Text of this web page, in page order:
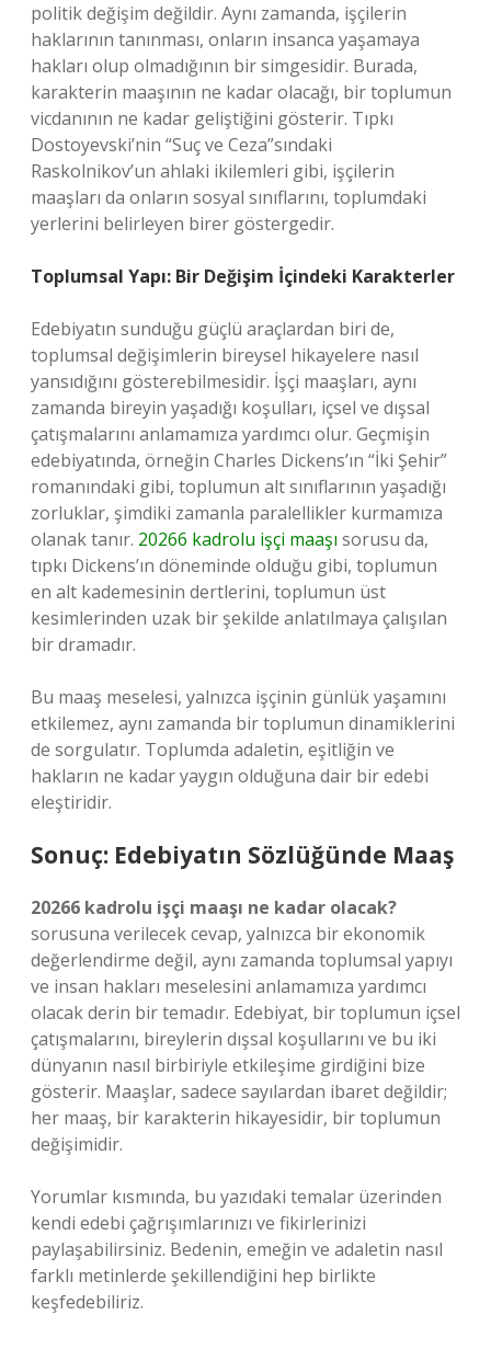
politik değişim değildir. Aynı zamanda, işçilerin
haklarının tanınması, onların insanca yaşamaya
hakları olup olmadığının bir simgesidir. Burada,
karakterin maaşının ne kadar olacağı, bir toplumun
vicdanının ne kadar geliştiğini gösterir. Tıpkı
Dostoyevski’nin “Suç ve Ceza”sındaki
Raskolnikov’un ahlaki ikilemleri gibi, işçilerin
maaşları da onların sosyal sınıflarını, toplumdaki
yerlerini belirleyen birer göstergedir.
Toplumsal Yapı: Bir Değişim İçindeki Karakterler
Edebiyatın sunduğu güçlü araçlardan biri de,
toplumsal değişimlerin bireysel hikayelere nasıl
yansıdığını gösterebilmesidir. İşçi maaşları, aynı
zamanda bireyin yaşadığı koşulları, içsel ve dışsal
çatışmalarını anlamamıza yardımcı olur. Geçmişin
edebiyatında, örneğin Charles Dickens’ın “İki Şehir”
romanındaki gibi, toplumun alt sınıflarının yaşadığı
zorluklar, şimdiki zamanla paralellikler kurmamıza
olanak tanır. 20266 kadrolu işçi maaşı sorusu da,
tıpkı Dickens’ın döneminde olduğu gibi, toplumun
en alt kademesinin dertlerini, toplumun üst
kesimlerinden uzak bir şekilde anlatılmaya çalışılan
bir dramadır.
Bu maaş meselesi, yalnızca işçinin günlük yaşamını
etkilemez, aynı zamanda bir toplumun dinamiklerini
de sorgulatır. Toplumda adaletin, eşitliğin ve
hakların ne kadar yaygın olduğuna dair bir edebi
eleştiridir.
Sonuç: Edebiyatın Sözlüğünde Maaş
20266 kadrolu işçi maaşı ne kadar olacak?
sorusuna verilecek cevap, yalnızca bir ekonomik
değerlendirme değil, aynı zamanda toplumsal yapıyı
ve insan hakları meselesini anlamamıza yardımcı
olacak derin bir temadır. Edebiyat, bir toplumun içsel
çatışmalarını, bireylerin dışsal koşullarını ve bu iki
dünyanın nasıl birbiriyle etkileşime girdiğini bize
gösterir. Maaşlar, sadece sayılardan ibaret değildir;
her maaş, bir karakterin hikayesidir, bir toplumun
değişimidir.
Yorumlar kısmında, bu yazıdaki temalar üzerinden
kendi edebi çağrışımlarınızı ve fikirlerinizi
paylaşabilirsiniz. Bedenin, emeğin ve adaletin nasıl
farklı metinlerde şekillendiğini hep birlikte
keşfedebiliriz.